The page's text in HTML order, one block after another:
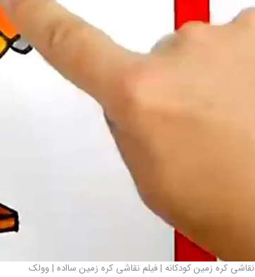
نقاشی کره زمین کودکانه | فیلم نقاشی کره زمین سااده | وولک